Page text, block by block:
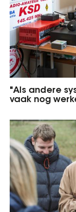
"Als andere
vaak nog